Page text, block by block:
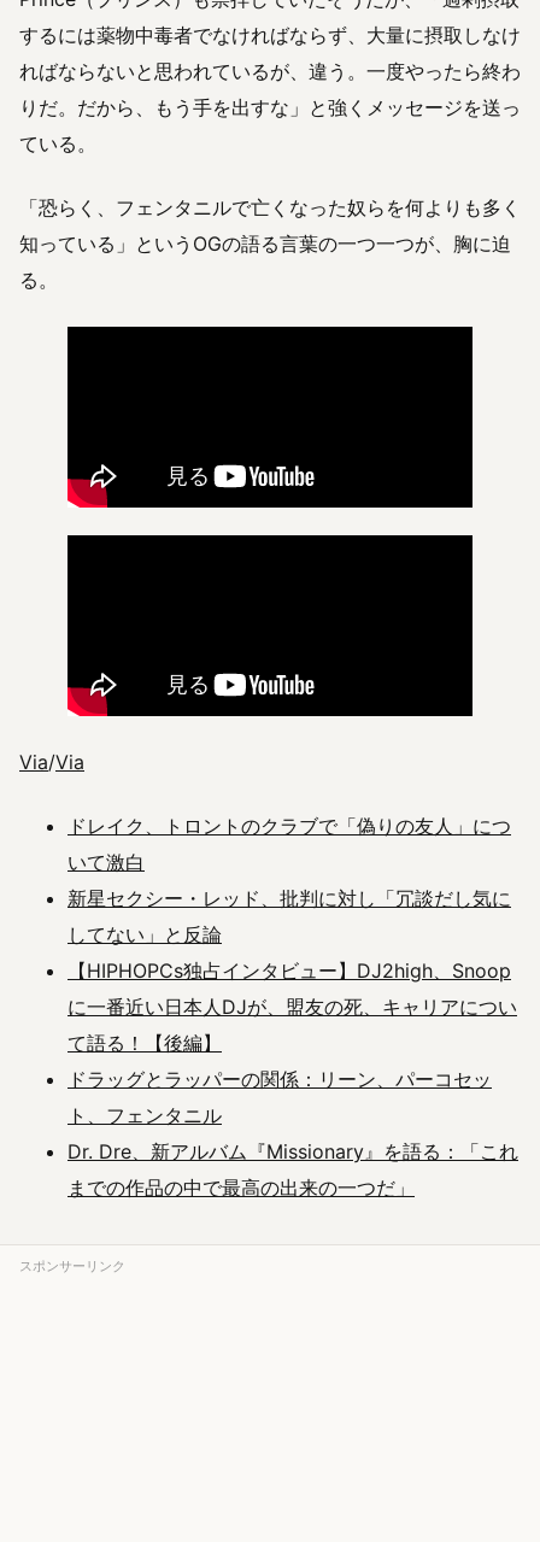
するには薬物中毒者でなければならず、大量に摂取しなけ
ればならないと思われているが、違う。一度やったら終わ
りだ。だから、もう手を出すな」と強くメッセージを送っ
ている。
「恐らく、フェンタニルで亡くなった奴らを何よりも多く
知っている」というOGの語る言葉の一つ一つが、胸に迫
る。
Via/Via
ドレイク、トロントのクラブで「偽りの友人」につ
いて激白
新星セクシー・レッド、批判に対し「冗談だし気に
してない」と反論
【HIPHOPCs独占インタビュー】DJ2high、Snoop
に一番近い日本人DJが、盟友の死、キャリアについ
て語る！【後編】
ドラッグとラッパーの関係：リーン、パーコセッ
ト、フェンタニル
Dr. Dre、新アルバム『Missionary』を語る：「これ
までの作品の中で最高の出来の一つだ」
スポンサーリンク